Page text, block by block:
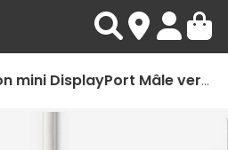
NEDIS Cordon mini DisplayPort Mâle vers HDMI femelle